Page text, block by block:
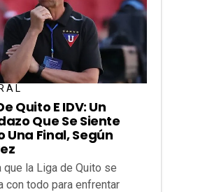
Quito E IDV: Un
Que Se Siente
Una Final, Según
que la Liga de Quito se
con todo para enfrentar